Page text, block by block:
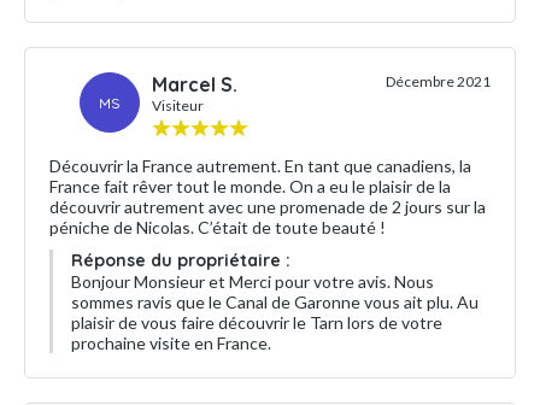
MS
Marcel S.
Visiteur
Décembre 2021
Découvrir la France autrement. En tant que canadiens, la
France fait rêver tout le monde. On a eu le plaisir de la
découvrir autrement avec une promenade de 2 jours sur la
péniche de Nicolas. C’était de toute beauté !
Réponse du propriétaire :
Bonjour Monsieur et Merci pour votre avis. Nous
sommes ravis que le Canal de Garonne vous ait plu. Au
plaisir de vous faire découvrir le Tarn lors de votre
prochaine visite en France.